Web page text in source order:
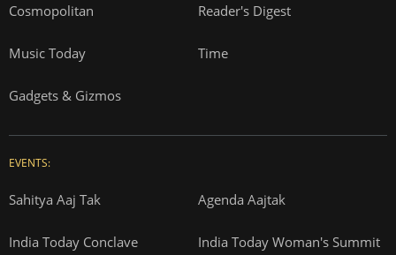
Cosmopolitan Reader's Digest
Music Today Time
Gadgets & Gizmos
EVENTS:
Sahitya Aaj Tak Agenda Aajtak
India Today Conclave India Today Woman's Summit